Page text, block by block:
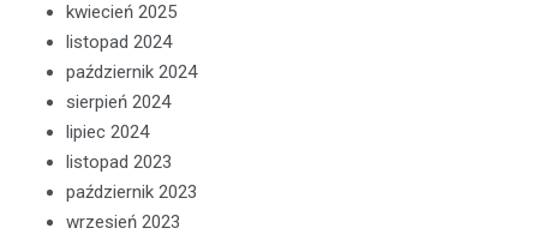
kwiecień 2025
listopad 2024
październik 2024
sierpień 2024
lipiec 2024
listopad 2023
październik 2023
wrzesień 2023